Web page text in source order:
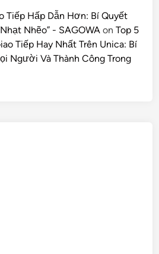
Tiếp Hấp Dẫn Hơn: Bí Quyết
Nhẽo” - SAGOWA onTop 5
Tiếp Hay Nhất Trên Unica: Bí
Người Và Thành Công Trong